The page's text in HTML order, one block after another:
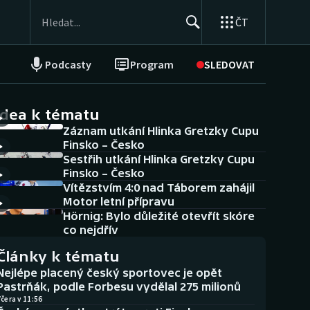
ČT
Podcasty Program SLEDOVAT
NEPŘEHLÉDNĚTE
Historické návraty
Aplikace ČT sport
AZ kvíz
k tématu
Záznam utkání Hlinka Gretzky Cupu
Finsko – Česko
Sestřih utkání Hlinka Gretzky Cupu
Finsko – Česko
Vítězstvím 4:0 nad Táborem zahájil
Motor letní přípravu
Hörnig: Bylo důležité otevřít skóre
co nejdřív
k tématu
placený český sportovec je opět
podle Forbesu vydělal 275 milionů
v 11:56